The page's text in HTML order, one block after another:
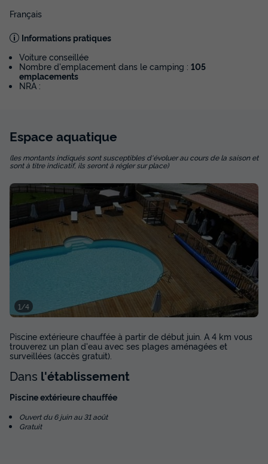
Français
Informations pratiques
Voiture conseillée
Nombre d'emplacement dans le camping : 105
emplacements
NRA :
Espace aquatique
(les montants indiqués sont susceptibles d'évoluer au cours de la saison et
sont à titre indicatif, ils seront à régler sur place)
1/4
Piscine extérieure chauffée à partir de début juin. A 4 km vous
trouverez un plan d'eau avec ses plages aménagées et
surveillées (accès gratuit).
Dans l'établissement
Piscine extérieure chauffée
Ouvert du 6 juin au 31 août
Gratuit